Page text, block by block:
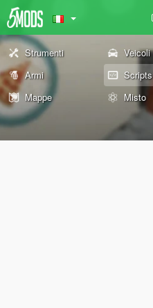
Strumenti Veicoli
Armi
Scripts
Mappe
Misto